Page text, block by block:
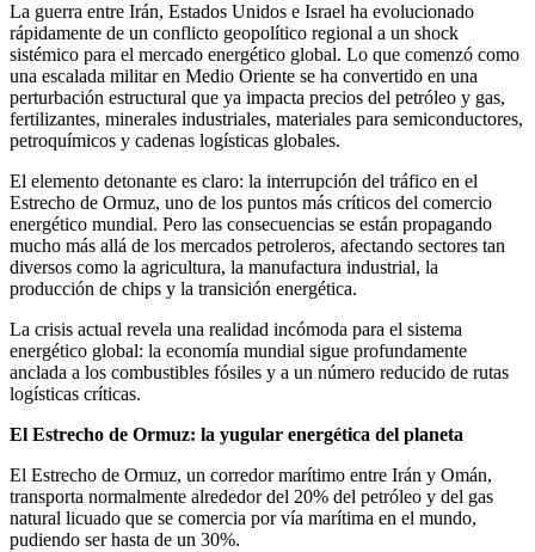
La guerra entre Irán, Estados Unidos e Israel ha evolucionado
rápidamente de un conflicto geopolítico regional a un shock
sistémico para el mercado energético global. Lo que comenzó como
una escalada militar en Medio Oriente se ha convertido en una
perturbación estructural que ya impacta precios del petróleo y gas,
fertilizantes, minerales industriales, materiales para semiconductores,
petroquímicos y cadenas logísticas globales.
El elemento detonante es claro: la interrupción del tráfico en el
Estrecho de Ormuz, uno de los puntos más críticos del comercio
energético mundial. Pero las consecuencias se están propagando
mucho más allá de los mercados petroleros, afectando sectores tan
diversos como la agricultura, la manufactura industrial, la
producción de chips y la transición energética.
La crisis actual revela una realidad incómoda para el sistema
energético global: la economía mundial sigue profundamente
anclada a los combustibles fósiles y a un número reducido de rutas
logísticas críticas.
El Estrecho de Ormuz: la yugular energética del planeta
El Estrecho de Ormuz, un corredor marítimo entre Irán y Omán,
transporta normalmente alrededor del 20% del petróleo y del gas
natural licuado que se comercia por vía marítima en el mundo,
pudiendo ser hasta de un 30%.